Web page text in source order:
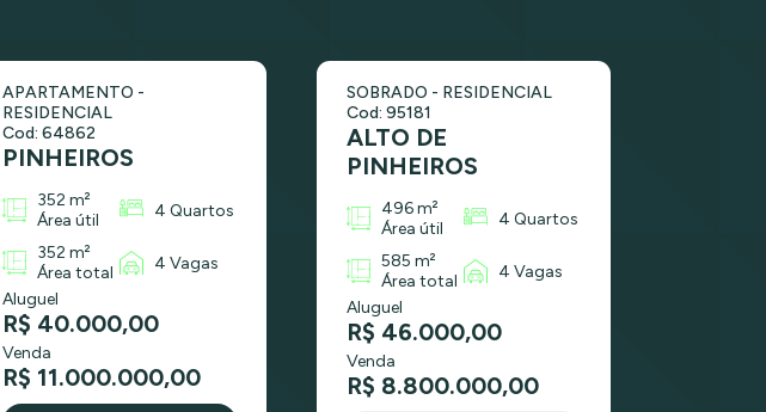
APARTAMENTO -
RESIDENCIAL
Cod: 64862
PINHEIROS
352 m²
Área útil
4 Quartos
352 m²
Área total
4 Vagas
Aluguel
R$ 40.000,00
Venda
R$ 11.000.000,00
SOBRADO - RESIDENCIAL
Cod: 95181
ALTO DE
PINHEIROS
496 m²
Área útil
4 Quartos
585 m²
Área total
4 Vagas
Aluguel
R$ 46.000,00
Venda
R$ 8.800.000,00